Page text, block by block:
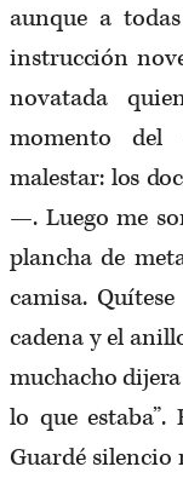
aunque a
instrucción
novatada
momento
malestar: los
—. Luego me
plancha de
camisa.
cadena y el
muchacho
lo que
Guardé silencio